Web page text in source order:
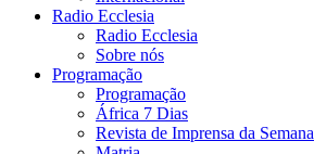
Radio Ecclesia
Radio Ecclesia
Sobre nós
Programação
Programação
África 7 Dias
Revista de Imprensa da Semana